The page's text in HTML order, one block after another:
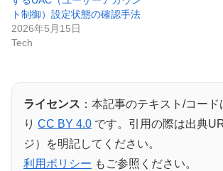
ト制御）設定状態の確認手法
2026年5月15日
Tech
ライセンス ：本記事のテキスト/コー
り CC BY 4.0 です。引用の際は出典
ジ）を明記してください。
利用ポリシー もご参照ください。